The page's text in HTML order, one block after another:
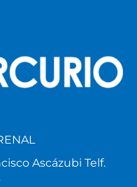
Ascázubi Telf.